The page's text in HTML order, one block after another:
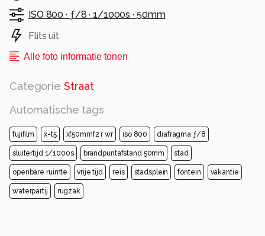
ISO 800 · ƒ/8 ·1/1000s · 50mm
Flits uit
Alle foto informatie tonen
Categorie Straat
Automatische tags
fujifilm x-t5 xf50mmf2 r wr iso 800 diafragma ƒ/8
sluitertijd 1/1000s brandpuntafstand 50mm stad
openbare ruimte vrije tijd reis stadsplein fontein vakantie
waterpartij rugzak